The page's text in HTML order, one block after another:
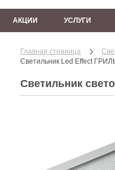
АКЦИИ УСЛУГИ
Главная страница
Светильник Led Effect
Светильник